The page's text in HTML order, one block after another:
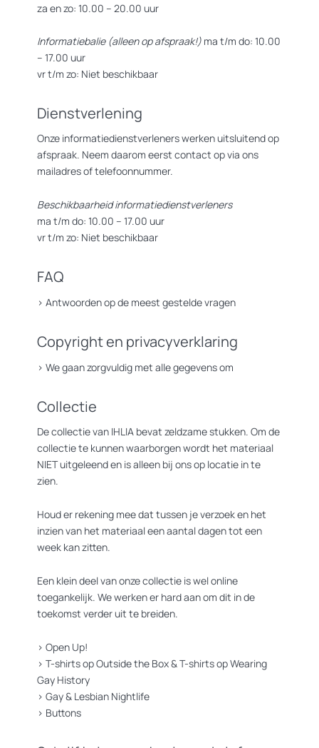
za en zo: 10.00 – 20.00 uur
Informatiebalie (alleen op afspraak!) ma t/m do: 10.00
– 17.00 uur
vr t/m zo: Niet beschikbaar
Dienstverlening
Onze informatiedienstverleners werken uitsluitend op
afspraak. Neem daarom eerst contact op via ons
mailadres of telefoonnummer.
Beschikbaarheid informatiedienstverleners
ma t/m do: 10.00 – 17.00 uur
vr t/m zo: Niet beschikbaar
FAQ
> Antwoorden op de meest gestelde vragen
Copyright en privacyverklaring
> We gaan zorgvuldig met alle gegevens om
Collectie
De collectie van IHLIA bevat zeldzame stukken. Om de
collectie te kunnen waarborgen wordt het materiaal
NIET uitgeleend en is alleen bij ons op locatie in te
zien.
Houd er rekening mee dat tussen je verzoek en het
inzien van het materiaal een aantal dagen tot een
week kan zitten.
Een klein deel van onze collectie is wel online
toegankelijk. We werken er hard aan om dit in de
toekomst verder uit te breiden.
> Open Up!
> T-shirts op Outside the Box&T-shirts op Wearing
Gay History
> Gay & Lesbian Nightlife
> Buttons